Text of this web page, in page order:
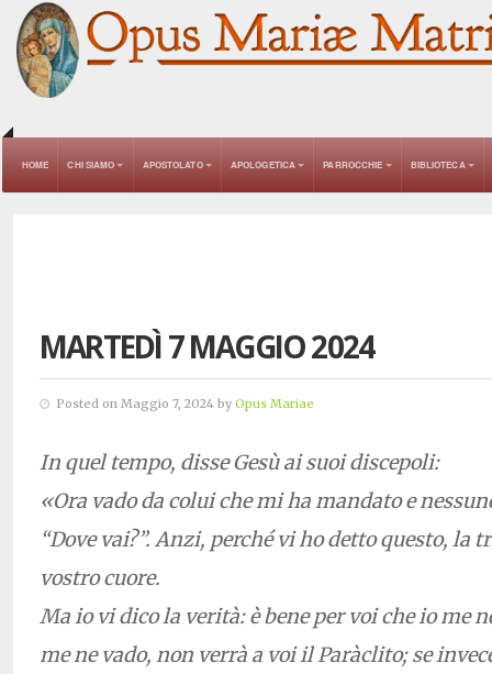
HOME CHI SIAMO APOSTOLATO APOLOGETICA PARROCCHIE BIBLIOTECA
MARTEDÌ 7 MAGGIO 2024
Posted on Maggio 7, 2024 by Opus Mariae
In quel tempo, disse Gesù ai suoi discepoli:
«Ora vado da colui che mi ha mandato e
“Dove vai?”. Anzi, perché vi ho detto questo,
vostro cuore.
Ma io vi dico la verità: è bene per voi che io me
me ne vado, non verrà a voi il Paràclito; se